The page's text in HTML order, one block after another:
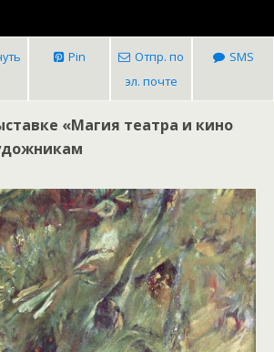
Pin
Отпр. по
эл. почте
SMS
«Магия театра и кино